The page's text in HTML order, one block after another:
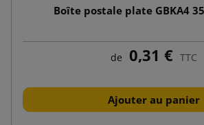
Boîte postale plate GBKA4
de 0,31 € TTC
Ajouter au panier